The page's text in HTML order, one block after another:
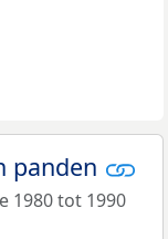
panden
1980 tot 1990